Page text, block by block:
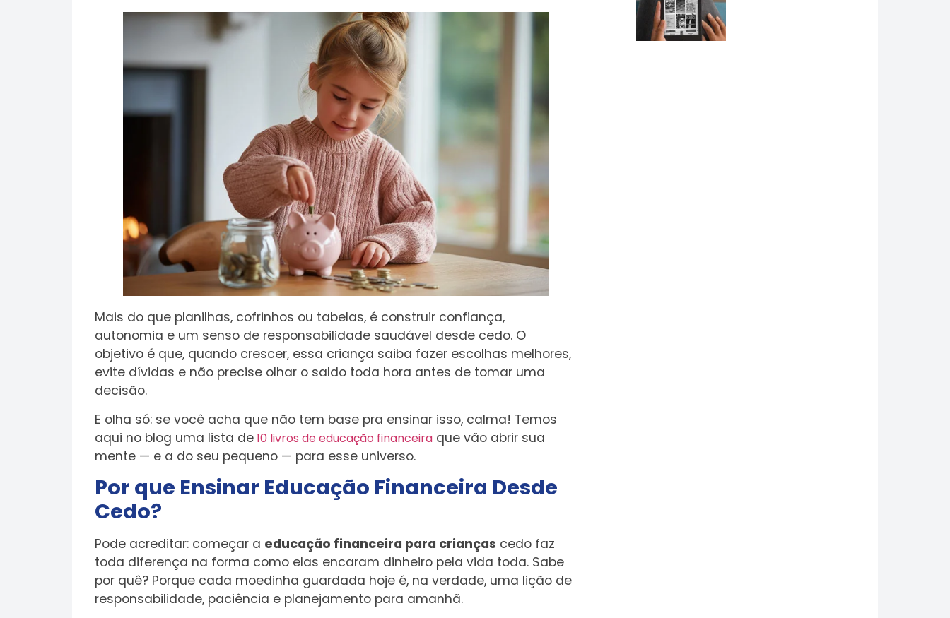
Mais do que planilhas, cofrinhos ou tabelas, é construir confiança,
autonomia e um senso de responsabilidade saudável desde cedo. O
objetivo é que, quando crescer, essa criança saiba fazer escolhas melhores,
evite dívidas e não precise olhar o saldo toda hora antes de tomar uma
decisão.
E olha só: se você acha que não tem base pra ensinar isso, calma! Temos
aqui no blog uma lista de10 livros de educação financeira que vão abrir sua
mente — e a do seu pequeno — para esse universo.
Por que Ensinar Educação Financeira Desde
Cedo?
Pode acreditar: começar a educação financeira para crianças cedo faz
toda diferença na forma como elas encaram dinheiro pela vida toda. Sabe
por quê? Porque cada moedinha guardada hoje é, na verdade, uma lição de
responsabilidade, paciência e planejamento para amanhã.